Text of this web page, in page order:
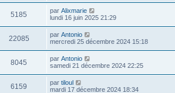
5185 par Alixmarie
lundi 16 juin 2025 21:29
22085 par Antonio
mercredi 25 décembre 2024 15:18
8045 par Antonio
samedi 21 décembre 2024 22:25
6159 par tiloul
mardi 17 décembre 2024 18:34